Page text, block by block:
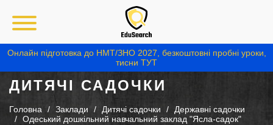
Онлайн підготовка до НМТ/ЗНО 2027, безкоштовні пробні уроки,
тисни ТУТ
ДИТЯЧІ САДОЧКИ
Головна Заклади Дитячі садочки
Державні садочки
Одеський дошкільний навчальний заклад "Ясла-садок"